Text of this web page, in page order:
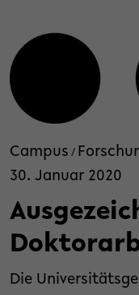
Campus /
30. Januar 2020
Die